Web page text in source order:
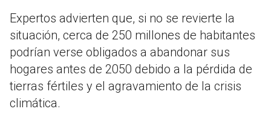
Expertos advierten que, si no se revierte la
situación, cerca de 250 millones de habitantes
podrían verse obligados a abandonar sus
hogares antes de 2050 debido a la pérdida de
tierras fértiles y el agravamiento de la crisis
climática.